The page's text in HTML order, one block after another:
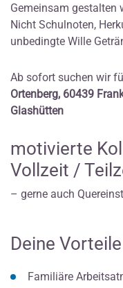
Gemeinsam gestalten
Nicht Schulnoten,
unbedingte Wille
Ab sofort suchen wir
Ortenberg, 60439
Glashütten
motivierte
Vollzeit /
– gerne auch
Deine
Familiäre